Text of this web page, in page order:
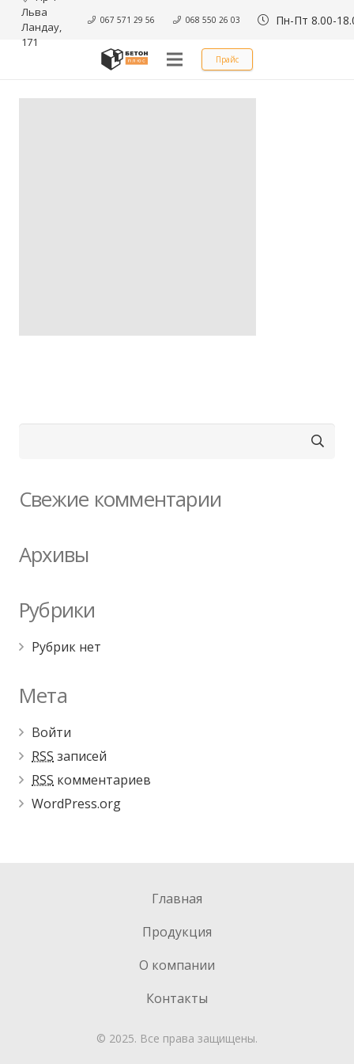
Льва
Ландау,
171
067 571 29 56 068 550 26 03 Пн-Пт 8.00-
Прайс
Свежие комментарии
Архивы
Рубрики
Рубрик нет
Мета
Войти
RSS записей
RSS комментариев
WordPress.org
Главная
Продукция
О компании
Контакты
© 2025. Все права защищены.